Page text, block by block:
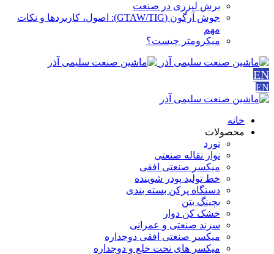
برش لیزری در صنعت
جوش آرگون (GTAW/TIG): اصول، کاربردها و نکات
مهم
میکرومتر چیست؟
EN
EN
خانه
محصولات
نورد
نوار نقاله صنعتی
ميكسر صنعتی افقی
خط تولید پودر شوينده
دستگاه پرکن بسته بندی
بچينگ بتن
خشک کن دوار
سرند صنعتی و عمرانی
میکسر صنعتی افقی دوجداره
میکسر های تحت خلع و دوجداره